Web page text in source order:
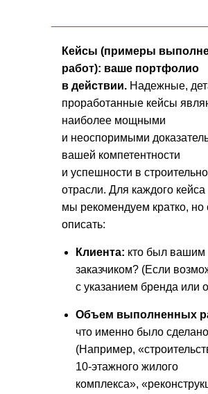
Кейсы (примеры
работ): ваше портфолио
в действии. Надежные,
проработанные кейсы
наиболее мощными
и неоспоримыми
вашей компетентности
и успешности в
отрасли. Для каждого кейса
мы рекомендуем кратко, но
описать:
Клиента: кто был вашим
заказчиком? (Если
с указанием бренда или
Объем выполненных
что именно было
(Например,
10-этажного жилого
комплекса»,